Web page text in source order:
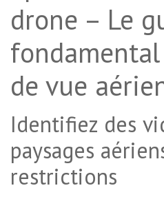
drone – Le
de vue
Identifiez des
paysages
restrictions